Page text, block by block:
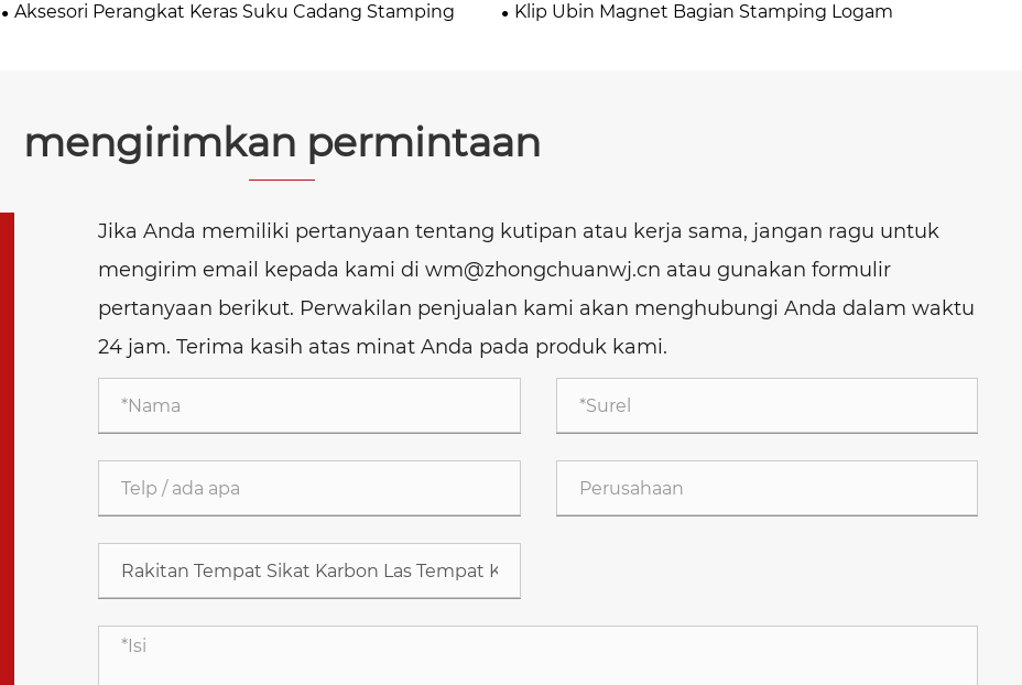
Aksesori Perangkat Keras Suku Cadang Stamping
Klip Ubin Magnet Bagian Stamping Logam
mengirimkan permintaan
Jika Anda memiliki pertanyaan tentang kutipan atau kerja sama, jangan ragu untuk
mengirim email kepada kami di wm@zhongchuanwj.cn atau gunakan formulir
pertanyaan berikut. Perwakilan penjualan kami akan menghubungi Anda dalam waktu
24 jam. Terima kasih atas minat Anda pada produk kami.